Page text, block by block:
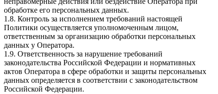
обработке его персональных данных.
1.8. Контроль за исполнением требований настоящей
Политики осуществляется уполномоченным лицом,
ответственным за организацию обработки персональных
данных у Оператора.
1.9. Ответственность за нарушение требований
законодательства Российской Федерации и нормативных
актов Оператора в сфере обработки и защиты персональных
данных определяется в соответствии с законодательством
Российской Федерации.